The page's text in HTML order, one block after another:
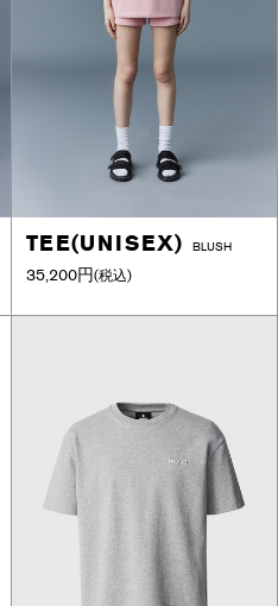
TEE(UNISEX) BLUSH
35,200円(税込)